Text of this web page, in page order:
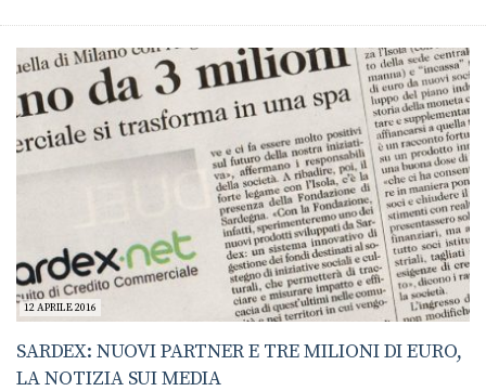
12 APRILE 2016
SARDEX: NUOVI PARTNER E TRE MILIONI DI EURO,
LA NOTIZIA SUI MEDIA